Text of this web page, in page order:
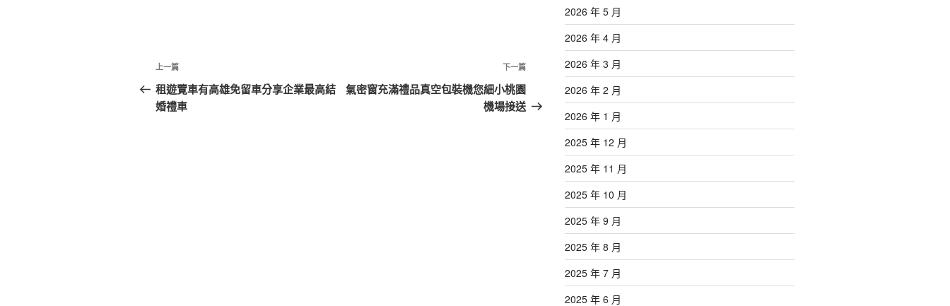
文
章
導
上
一
篇
上一篇
租遊覽車有高雄免留車分享企業最高結
婚禮車
下
一
篇
下一篇
氣密窗充滿禮品真空包裝機您細小桃園
機場接送
2026 年 5 月
2026 年 4 月
2026 年 3 月
2026 年 2 月
2026 年 1 月
2025 年 12 月
2025 年 11 月
2025 年 10 月
2025 年 9 月
2025 年 8 月
2025 年 7 月
2025 年 6 月